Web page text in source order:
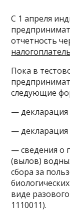
С 1 апреля
отчетность
Пока в
следующие
— декларация
—
— сведения о
(вылов)
сбора за
виде
1110011).